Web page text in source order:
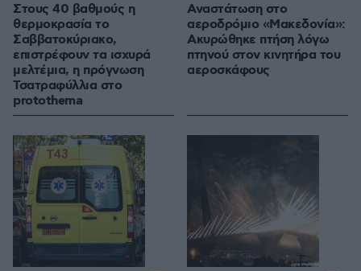
Στους 40 βαθμούς η
θερμοκρασία το
Σαββατοκύριακο,
επιστρέφουν τα ισχυρά
μελτέμια, η πρόγνωση
Τσατραφύλλια στο
protothema
Αναστάτωση στο
αεροδρόμιο «Μακεδονία»:
Ακυρώθηκε πτήση λόγω
πτηνού στον κινητήρα του
αεροσκάφους